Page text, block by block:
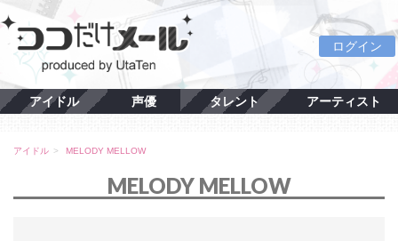
ログイン
アイドル 声優 タレント アーティスト
アイドル MELODY MELLOW
MELODY MELLOW